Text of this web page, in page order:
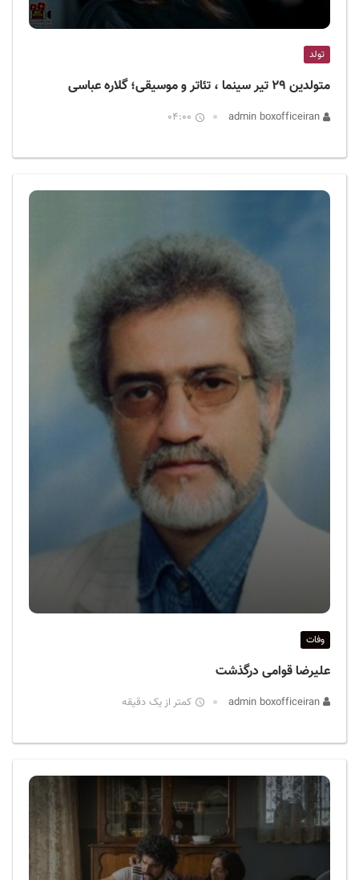
تولد
متولدین ۲۹ تیر سینما ، تئاتر و موسیقی؛ گلاره عباسی
04:00
وفات
علیرضا قوامی درگذشت
کمتر از یک دقیقه